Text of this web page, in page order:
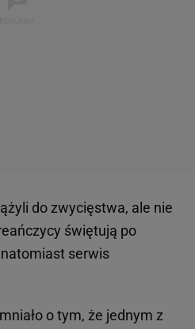
do zwycięstwa, ale nie
świętują po
natomiast serwis
o tym, że jednym z